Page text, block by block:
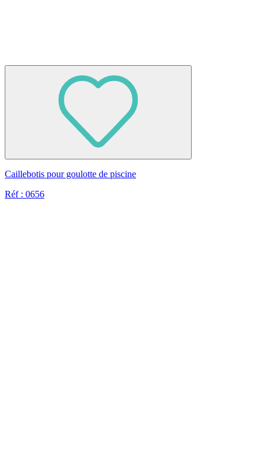
Caillebotis pour goulotte de piscine
Réf : 0656